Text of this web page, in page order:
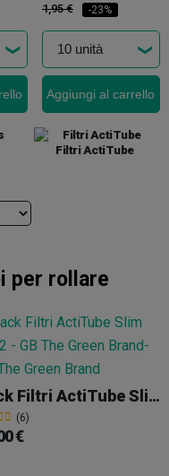
1,95 € -23%
Aggiungi al carrello
Filtri ActiTube
per rollare
Pack Filtri ActiTube Slim 50x2
(6)
€